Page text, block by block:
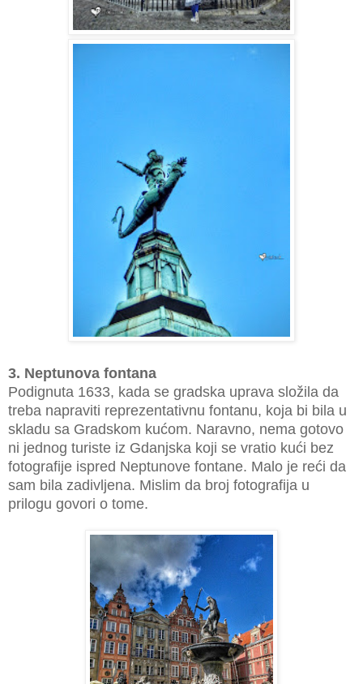
3. Neptunova fontana
Podignuta 1633, kada se gradska uprava složila da
treba napraviti reprezentativnu fontanu, koja bi bila u
skladu sa Gradskom kućom. Naravno, nema gotovo
ni jednog turiste iz Gdanjska koji se vratio kući bez
fotografije ispred Neptunove fontane. Malo je reći da
sam bila zadivljena. Mislim da broj fotografija u
prilogu govori o tome.